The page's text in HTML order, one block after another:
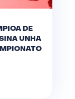
DE
UNHA